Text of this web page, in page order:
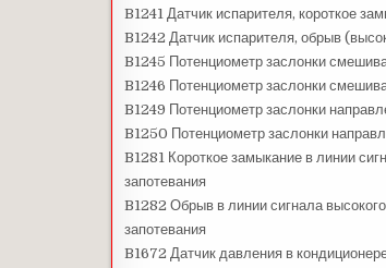
B1241 Датчик испарителя, короткое
B1242 Датчик испарителя, обрыв
B1245 Потенциометр заслонки
B1246 Потенциометр заслонки
B1249 Потенциометр заслонки
B1250 Потенциометр заслонки
B1281 Короткое замыкание в линии
запотевания
B1282 Обрыв в линии сигнала
запотевания
B1672 Датчик давления в